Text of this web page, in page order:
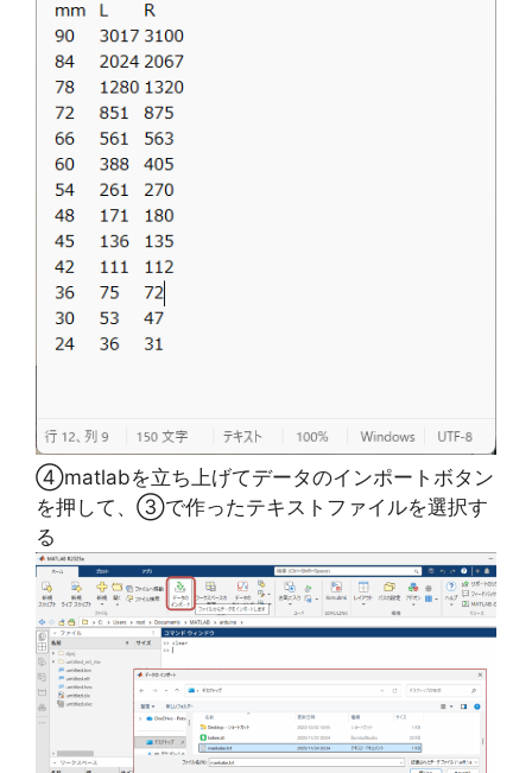
④matlabを立ち上げてデータのインポートボタン
を押して、③で作ったテキストファイルを選択す
る